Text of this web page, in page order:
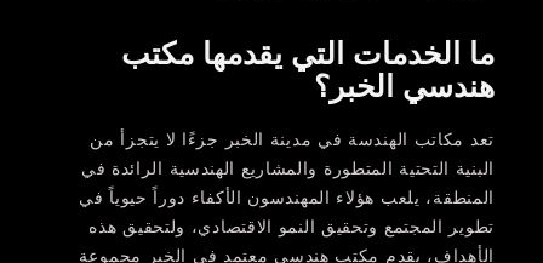
ما الخدمات التي يقدمها مكتب
هندسي الخبر؟
تعد مكاتب الهندسة في مدينة الخبر جزءًا لا يتجزأ من
البنية التحتية المتطورة والمشاريع الهندسية الرائدة في
المنطقة، يلعب هؤلاء المهندسون الأكفاء دوراً حيوياً في
تطوير المجتمع وتحقيق النمو الاقتصادي، ولتحقيق هذه
الأهداف، يقدم مكتب هندسي معتمد في الخبر مجموعة